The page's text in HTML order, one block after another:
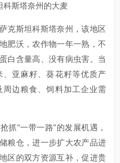
科斯塔奈州的大麦
克斯坦科斯塔奈州，该地区
肥沃，农作物一年一熟，不
白含量高、没有病虫害。当
亚麻籽、葵花籽等优质产
边粮食、饲料加工企业需
抓“一带一路”的发展机遇，
粮仓，进一步扩大农产品进
区的双方资源互补，促进贵